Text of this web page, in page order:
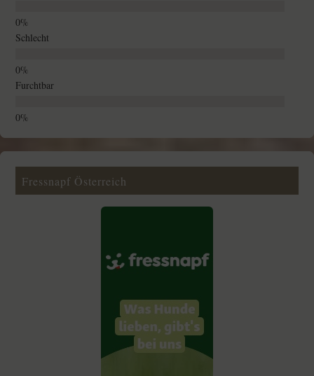
Schlecht
Furchtbar
Fressnapf Österreich